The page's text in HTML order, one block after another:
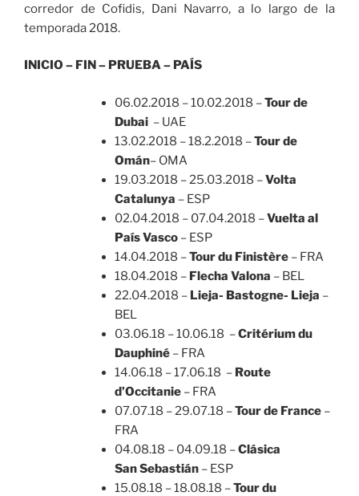
corredor de Cofidis, Dani Navarro, a lo largo de la
temporada 2018.
INICIO – FIN – PRUEBA – PAÍS
06.02.2018 – 10.02.2018 –Tour de
Dubai– UAE
13.02.2018 – 18.2.2018 –Tour de
Omán– OMA
19.03.2018 – 25.03.2018 –Volta
Catalunya – ESP
02.04.2018 – 07.04.2018 –Vuelta al
País Vasco– ESP
14.04.2018 –Tour du Finistère– FRA
18.04.2018 – Flecha Valona – BEL
22.04.2018 – Lieja- Bastogne- Lieja –
BEL
03.06.18 – 10.06.18 –Critérium du
Dauphiné– FRA
14.06.18 – 17.06.18 – Route
d’Occitanie– FRA
07.07.18 – 29.07.18 –Tour de France–
FRA
04.08.18 – 04.09.18 –Clásica
SanSebastián– ESP
15.08.18 – 18.08.18 –Tour du